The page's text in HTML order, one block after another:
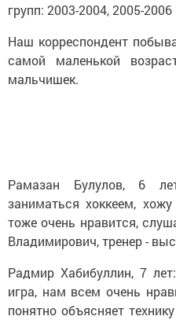
групп: 2003-2004, 2005-
Наш корреспондент
самой маленькой
мальчишек.
Рамазан Булулов, 6
заниматься хоккеем,
тоже очень нравится,
Владимирович, тренер -
Радмир Хабибуллин, 7
игра, нам всем очень
понятно объясняет